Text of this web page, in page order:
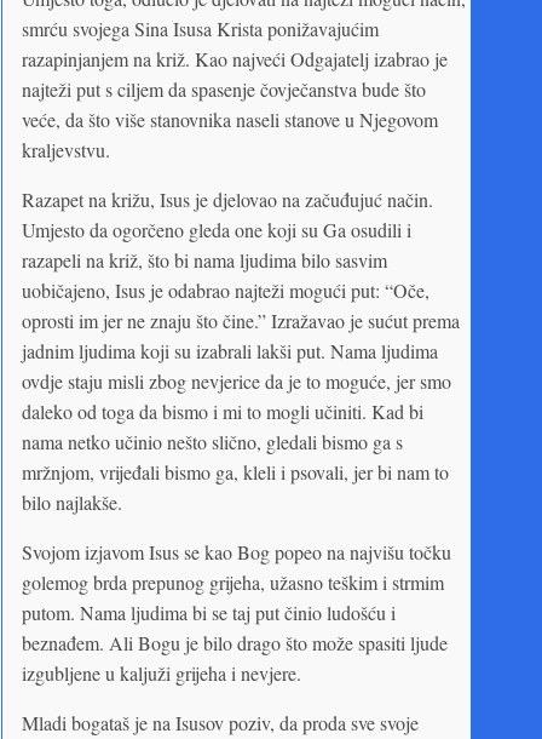
smrću svojega Sina Isusa Krista ponižavajućim
razapinjanjem na križ. Kao najveći Odgajatelj izabrao je
najteži put s ciljem da spasenje čovječanstva bude što
veće, da što više stanovnika naseli stanove u Njegovom
kraljevstvu.
Razapet na križu, Isus je djelovao na začuđujuć način.
Umjesto da ogorčeno gleda one koji su Ga osudili i
razapeli na križ, što bi nama ljudima bilo sasvim
uobičajeno, Isus je odabrao najteži mogući put: “Oče,
oprosti im jer ne znaju što čine.” Izražavao je sućut prema
jadnim ljudima koji su izabrali lakši put. Nama ljudima
ovdje staju misli zbog nevjerice da je to moguće, jer smo
daleko od toga da bismo i mi to mogli učiniti. Kad bi
nama netko učinio nešto slično, gledali bismo ga s
mržnjom, vrijeđali bismo ga, kleli i psovali, jer bi nam to
bilo najlakše.
Svojom izjavom Isus se kao Bog popeo na najvišu točku
golemog brda prepunog grijeha, užasno teškim i strmim
putom. Nama ljudima bi se taj put činio ludošću i
beznađem. Ali Bogu je bilo drago što može spasiti ljude
izgubljene u kaljuži grijeha i nevjere.
Mladi bogataš je na Isusov poziv, da proda sve svoje